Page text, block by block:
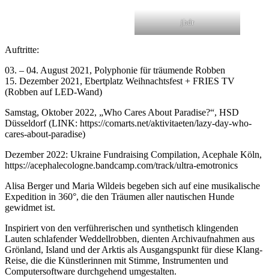
jhdr
Auftritte:
03. – 04. August 2021, Polyphonie für träumende Robben
15. Dezember 2021, Ebertplatz Weihnachtsfest + FRIES TV
(Robben auf LED-Wand)
Samstag, Oktober 2022, „Who Cares About Paradise?“, HSD
Düsseldorf (LINK: https://comarts.net/aktivitaeten/lazy-day-who-
cares-about-paradise)
Dezember 2022: Ukraine Fundraising Compilation, Acephale Köln,
https://acephalecologne.bandcamp.com/track/ultra-emotronics
Alisa Berger und Maria Wildeis begeben sich auf eine musikalische
Expedition in 360°, die den Träumen aller nautischen Hunde
gewidmet ist.
Inspiriert von den verführerischen und synthetisch klingenden
Lauten schlafender Weddellrobben, dienten Archivaufnahmen aus
Grönland, Island und der Arktis als Ausgangspunkt für diese Klang-
Reise, die die Künstlerinnen mit Stimme, Instrumenten und
Computersoftware durchgehend umgestalten.